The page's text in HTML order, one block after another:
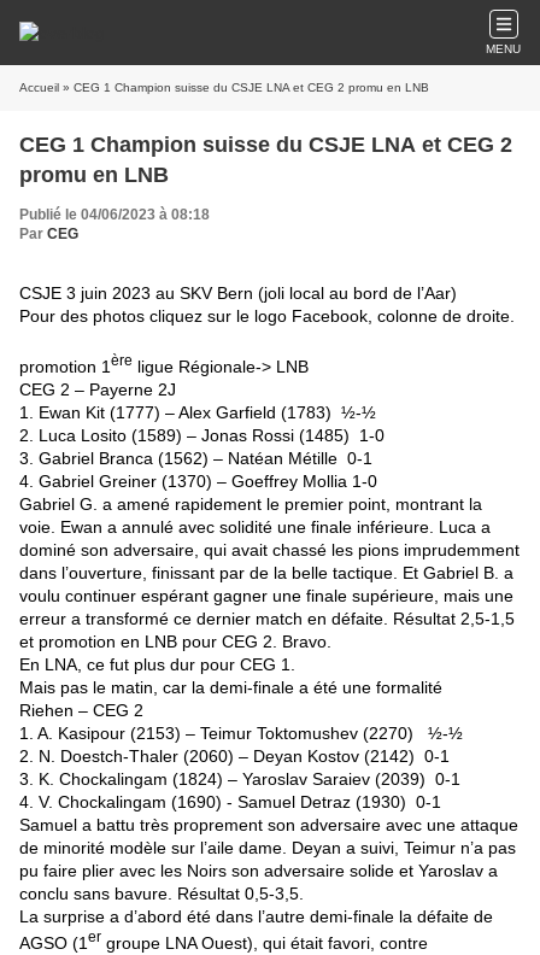
MENU
Accueil » CEG 1 Champion suisse du CSJE LNA et CEG 2 promu en LNB
CEG 1 Champion suisse du CSJE LNA et CEG 2
promu en LNB
Publié le 04/06/2023 à 08:18
Par CEG
CSJE 3 juin 2023 au SKV Bern (joli local au bord de l’Aar)
Pour des photos cliquez sur le logo Facebook, colonne de droite.
promotion 1 ère ligue Régionale-> LNB
CEG 2 – Payerne 2J
1. Ewan Kit (1777) – Alex Garfield (1783) ½-½
2. Luca Losito (1589) – Jonas Rossi (1485) 1-0
3. Gabriel Branca (1562) – Natéan Métille 0-1
4. Gabriel Greiner (1370) – Goeffrey Mollia 1-0
Gabriel G. a amené rapidement le premier point, montrant la
voie. Ewan a annulé avec solidité une finale inférieure. Luca a
dominé son adversaire, qui avait chassé les pions imprudemment
dans l’ouverture, finissant par de la belle tactique. Et Gabriel B. a
voulu continuer espérant gagner une finale supérieure, mais une
erreur a transformé ce dernier match en défaite. Résultat 2,5-1,5
et promotion en LNB pour CEG 2. Bravo.
En LNA, ce fut plus dur pour CEG 1.
Mais pas le matin, car la demi-finale a été une formalité
Riehen – CEG 2
1. A. Kasipour (2153) – Teimur Toktomushev (2270) ½-½
2. N. Doestch-Thaler (2060) – Deyan Kostov (2142) 0-1
3. K. Chockalingam (1824) – Yaroslav Saraiev (2039) 0-1
4. V. Chockalingam (1690) - Samuel Detraz (1930) 0-1
Samuel a battu très proprement son adversaire avec une attaque
de minorité modèle sur l’aile dame. Deyan a suivi, Teimur n’a pas
pu faire plier avec les Noirs son adversaire solide et Yaroslav a
conclu sans bavure. Résultat 0,5-3,5.
La surprise a d’abord été dans l’autre demi-finale la défaite de
AGSO (1er groupe LNA Ouest), qui était favori, contre